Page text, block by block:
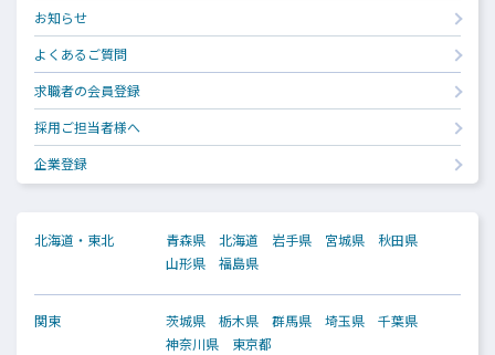
お知らせ
よくあるご質問
求職者の会員登録
採用ご担当者様へ
企業登録
北海道・東北 青森県 北海道 岩手県 宮城県
秋田県
山形県
福島県
関東 茨城県 栃木県 群馬県 埼玉県
千葉県
神奈川県
東京都